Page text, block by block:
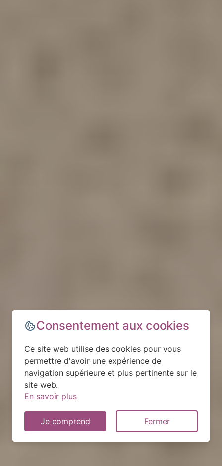
Consentement aux cookies
Ce site web utilise des cookies pour vous
permettre d'avoir une expérience de
navigation supérieure et plus pertinente sur le
site web.
En savoir plus
Je comprend Fermer